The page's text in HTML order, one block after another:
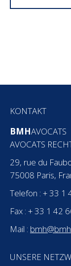
KONTAKT
BMHAVOCATS
AVOCATS
29, rue du
75008 Paris,
Telefon : + 33 1
Fax : + 33 1 42
Mail :
UNSERE